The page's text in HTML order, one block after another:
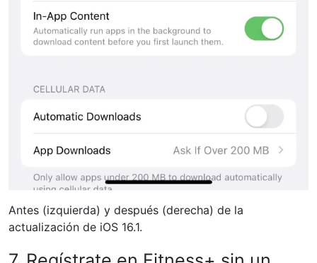
Antes (izquierda) y después (derecha) de la
actualización de iOS 16.1.